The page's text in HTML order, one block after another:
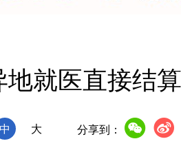
就医直接结
中 大 分享到：